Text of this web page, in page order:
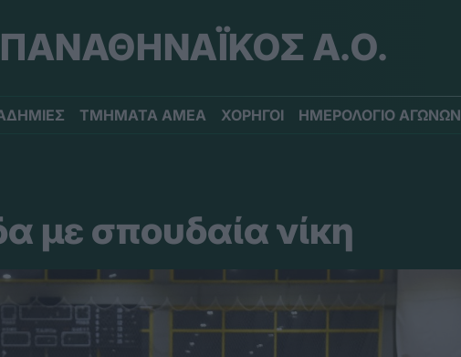
ΠΑΝΑΘΗΝΑΪΚΟΣ Α.Ο.
ΤΜΗΜΑΤΑ ΑΜΕΑ ΧΟΡΗΓΟΙ ΗΜΕΡΟΛΟΓΙΟ ΑΓΩΝΩΝ
με σπουδαία νίκη